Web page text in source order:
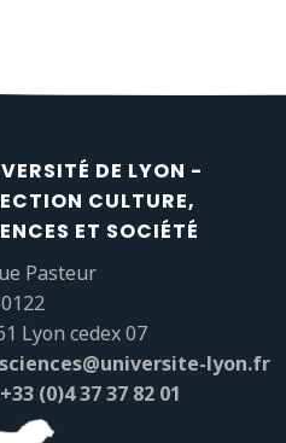
DE LYON -
CULTURE,
ET SOCIÉTÉ
Pasteur
Lyon cedex 07
lyon.fr
+33 (0)4 37 37 82 01